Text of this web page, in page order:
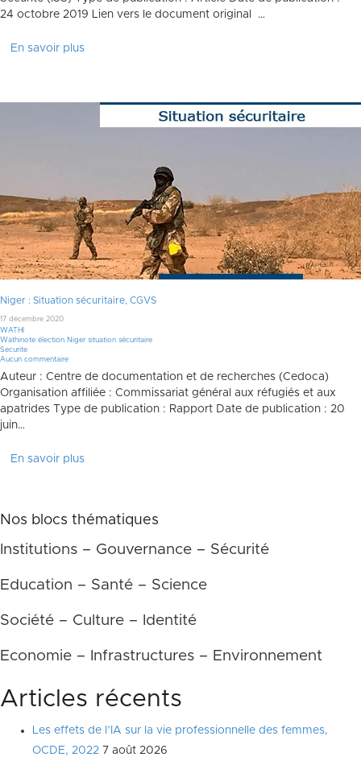
24 octobre 2019 Lien vers le document original …
En savoir plus
Niger : Situation sécuritaire, CGVS
17 décembre 2020
WATHI
Wathinote élection Niger situation sécuritaire
Securite
Aucun commentaire
Auteur : Centre de documentation et de recherches (Cedoca)
Organisation affiliée : Commissariat général aux réfugiés et aux
apatrides Type de publication : Rapport Date de publication : 20
juin…
En savoir plus
Nos blocs thématiques
Institutions – Gouvernance – Sécurité
Education – Santé – Science
Société – Culture – Identité
Economie – Infrastructures – Environnement
Articles récents
Les effets de l’IA sur la vie professionnelle des femmes,
OCDE, 2022 7 août 2026